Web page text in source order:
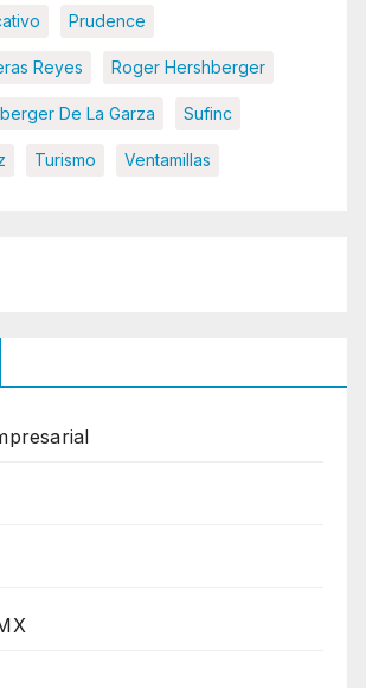
Prudence
Reyes Roger Hershberger
De La Garza Sufinc
Turismo Ventamillas